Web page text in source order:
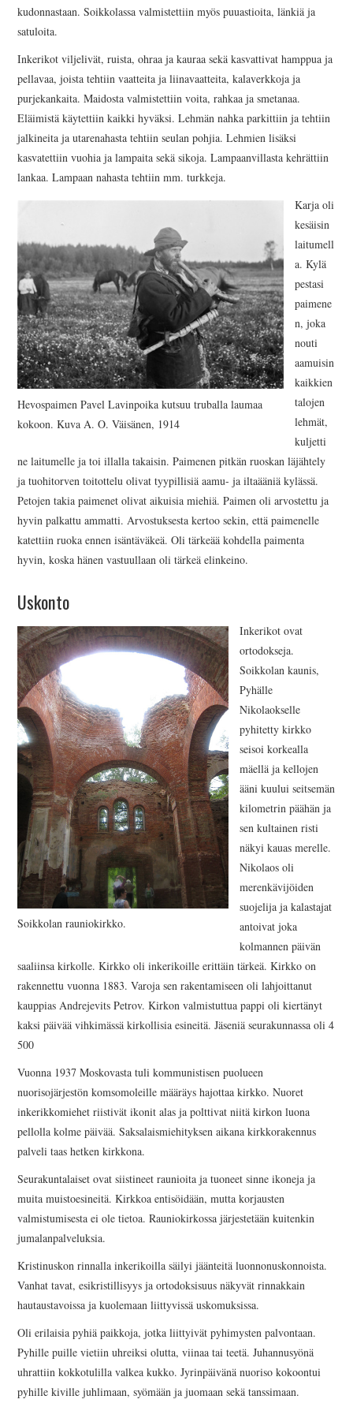
kudonnastaan. Soikkolassa valmistettiin myös puuastioita, länkiä ja
satuloita.
Inkerikot viljelivät, ruista, ohraa ja kauraa sekä kasvattivat hamppua ja
pellavaa, joista tehtiin vaatteita ja liinavaatteita, kalaverkkoja ja
purjekankaita. Maidosta valmistettiin voita, rahkaa ja smetanaa.
Eläimistä käytettiin kaikki hyväksi. Lehmän nahka parkittiin ja tehtiin
jalkineita ja utarenahasta tehtiin seulan pohjia. Lehmien lisäksi
kasvatettiin vuohia ja lampaita sekä sikoja. Lampaanvillasta kehrättiin
lankaa. Lampaan nahasta tehtiin mm. turkkeja.
Hevospaimen Pavel Lavinpoika kutsuu truballa laumaa
kokoon. Kuva A. O. Väisänen, 1914
Karja oli
kesäisin
laitumell
a. Kylä
pestasi
paimene
n, joka
nouti
aamuisin
kaikkien
talojen
lehmät,
kuljetti
ne laitumelle ja toi illalla takaisin. Paimenen pitkän ruoskan läjähtely
ja tuohitorven toitottelu olivat tyypillisiä aamu- ja iltaääniä kylässä.
Petojen takia paimenet olivat aikuisia miehiä. Paimen oli arvostettu ja
hyvin palkattu ammatti. Arvostuksesta kertoo sekin, että paimenelle
katettiin ruoka ennen isäntäväkeä. Oli tärkeää kohdella paimenta
hyvin, koska hänen vastuullaan oli tärkeä elinkeino.
Uskonto
Soikkolan rauniokirkko.
Inkerikot ovat
ortodokseja.
Soikkolan kaunis,
Pyhälle
Nikolaokselle
pyhitetty kirkko
seisoi korkealla
mäellä ja kellojen
ääni kuului seitsemän
kilometrin päähän ja
sen kultainen risti
näkyi kauas merelle.
Nikolaos oli
merenkävijöiden
suojelija ja kalastajat
antoivat joka
kolmannen päivän
saaliinsa kirkolle. Kirkko oli inkerikoille erittäin tärkeä. Kirkko on
rakennettu vuonna 1883. Varoja sen rakentamiseen oli lahjoittanut
kauppias Andrejevits Petrov. Kirkon valmistuttua pappi oli kiertänyt
kaksi päivää vihkimässä kirkollisia esineitä. Jäseniä seurakunnassa oli 4
500
Vuonna 1937 Moskovasta tuli kommunistisen puolueen
nuorisojärjestön komsomoleille määräys hajottaa kirkko. Nuoret
inkerikkomiehet riistivät ikonit alas ja polttivat niitä kirkon luona
pellolla kolme päivää. Saksalaismiehityksen aikana kirkkorakennus
palveli taas hetken kirkkona.
Seurakuntalaiset ovat siistineet raunioita ja tuoneet sinne ikoneja ja
muita muistoesineitä. Kirkkoa entisöidään, mutta korjausten
valmistumisesta ei ole tietoa. Rauniokirkossa järjestetään kuitenkin
jumalanpalveluksia.
Kristinuskon rinnalla inkerikoilla säilyi jäänteitä luonnonuskonnoista.
Vanhat tavat, esikristillisyys ja ortodoksisuus näkyvät rinnakkain
hautaustavoissa ja kuolemaan liittyvissä uskomuksissa.
Oli erilaisia pyhiä paikkoja, jotka liittyivät pyhimysten palvontaan.
Pyhille puille vietiin uhreiksi olutta, viinaa tai teetä. Juhannusyönä
uhrattiin kokkotulilla valkea kukko. Jyrinpäivänä nuoriso kokoontui
pyhille kiville juhlimaan, syömään ja juomaan sekä tanssimaan.